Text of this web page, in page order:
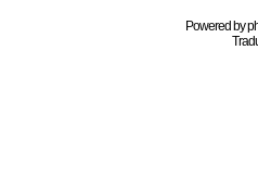
Powered by